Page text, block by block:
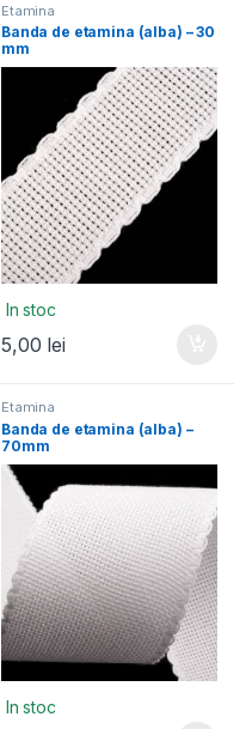
Etamina
Banda de etamina (alba) – 30
mm
In stoc
5,00 lei
Etamina
Banda de etamina (alba) –
70mm
In stoc